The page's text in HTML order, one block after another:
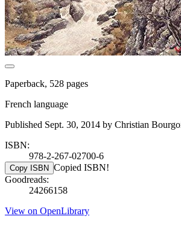
Paperback, 528 pages
French language
Published Sept. 30, 2014 by Christian
ISBN:
978-2-267-02700-6
Copy ISBN Copied ISBN!
Goodreads:
24266158
View on OpenLibrary